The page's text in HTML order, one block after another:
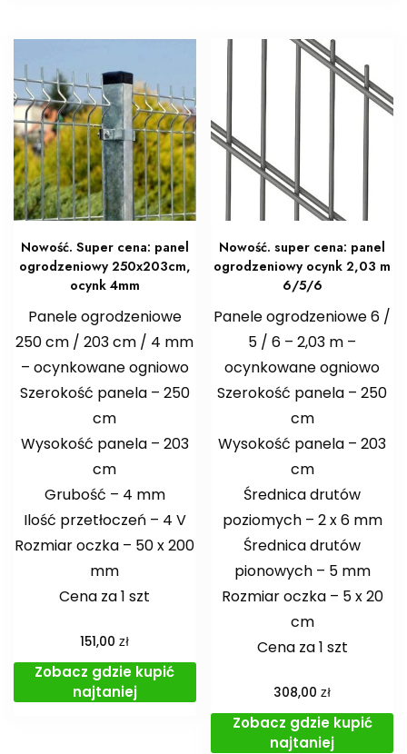
Nowość. Super cena: panel
ogrodzeniowy 250x203cm,
ocynk 4mm
Panele ogrodzeniowe
250 cm / 203 cm / 4 mm
– ocynkowane ogniowo
Szerokość panela – 250
cm
Wysokość panela – 203
cm
Grubość – 4 mm
Ilość przetłoczeń – 4 V
Rozmiar oczka – 50 x 200
mm
Cena za 1 szt
151,00zł
Zobacz gdzie kupić
najtaniej
Nowość. super cena: panel
ogrodzeniowy ocynk 2,03 m
6/5/6
Panele ogrodzeniowe 6 /
5 / 6 – 2,03 m –
ocynkowane ogniowo
Szerokość panela – 250
cm
Wysokość panela – 203
cm
Średnica drutów
poziomych – 2 x 6 mm
Średnica drutów
pionowych – 5 mm
Rozmiar oczka – 5 x 20
cm
Cena za 1 szt
308,00zł
Zobacz gdzie kupić
najtaniej